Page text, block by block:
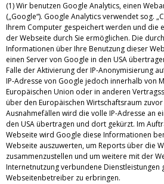
(1) Wir benutzen Google Analytics, einen
(„Google“). Google Analytics verwendet sog.
Ihrem Computer gespeichert werden und die
der Webseite durch Sie ermöglichen. Die
Informationen über Ihre Benutzung dieser
einen Server von Google in den USA
Falle der Aktivierung der IP-Anonymisierung
IP-Adresse von Google jedoch innerhalb von
Europäischen Union oder in anderen
über den Europäischen Wirtschaftsraum
Ausnahmefällen wird die volle IP-Adresse an
den USA übertragen und dort gekürzt. Im
Webseite wird Google diese Informationen
Webseite auszuwerten, um Reports über die
zusammenzustellen und um weitere mit der
Internetnutzung verbundene Dienstleistungen
Webseitenbetreiber zu erbringen.